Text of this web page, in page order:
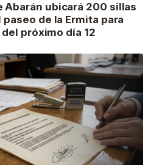
Abarán ubicará 200 sillas
de la Ermita para
próximo día 12